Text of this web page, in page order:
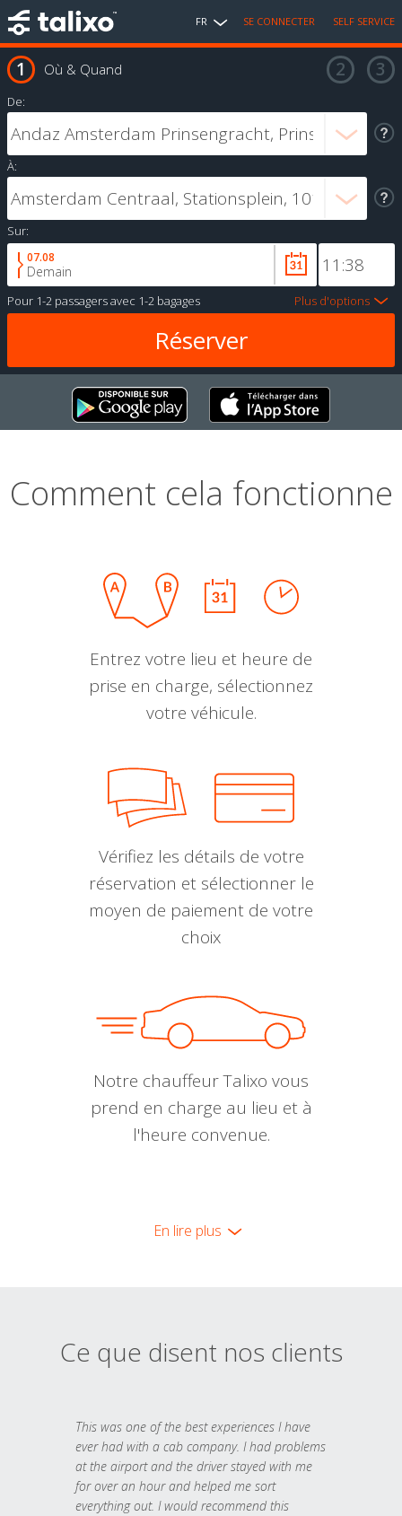
FR SE CONNECTER SELF SERVICE
Où & Quand
De:
À:
Sur:
07.08
Demain
Pour 1-2 passagersavec 1-2 bagages Plus d'options
Comment cela fonctionne
Entrez votre lieu et heure de
prise en charge, sélectionnez
votre véhicule.
Vérifiez les détails de votre
réservation et sélectionner le
moyen de paiement de votre
choix
Notre chauffeur Talixo vous
prend en charge au lieu et à
l'heure convenue.
En lire plus
Ce que disent nos clients
This was one of the best experiences I have
ever had with a cab company. I had problems
at the airport and the driver stayed with me
for over an hour and helped me sort
everything out. I would recommend this